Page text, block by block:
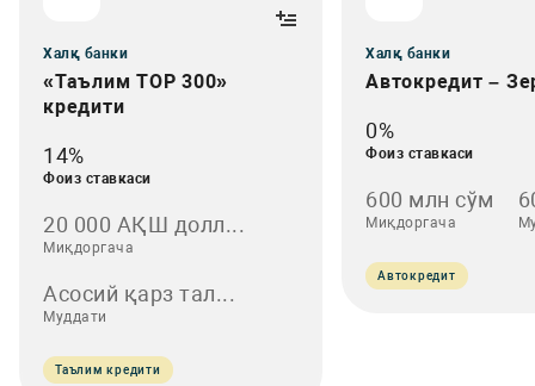
Халқ банки
«Таълим TOP 300»
кредити
14%
Фоиз ставкаси
20 000 АҚШ долл...
Миқдоргача
Асосий қарз тал...
Муддати
Таълим кредити
Халқ банки
Автокредит –
0%
Фоиз ставкаси
600 млн сўм
Миқдоргача
Автокредит